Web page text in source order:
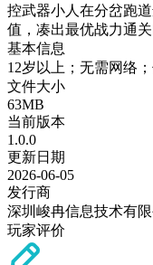
控武器小人在分岔跑
值，凑出最优战力通
基本信息
12岁以上；无需网络
文件大小
63MB
当前版本
1.0.0
更新日期
2026-06-05
发行商
深圳峻冉信息技术有限
玩家评价